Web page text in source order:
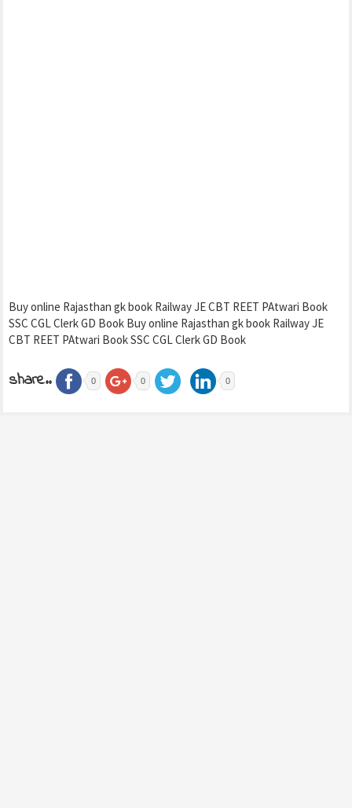
Buy online Rajasthan gk book Railway JE CBT REET PAtwari Book
SSC CGL Clerk GD Book Buy online Rajasthan gk book Railway JE
CBT REET PAtwari Book SSC CGL Clerk GD Book
share.. 0 0 0